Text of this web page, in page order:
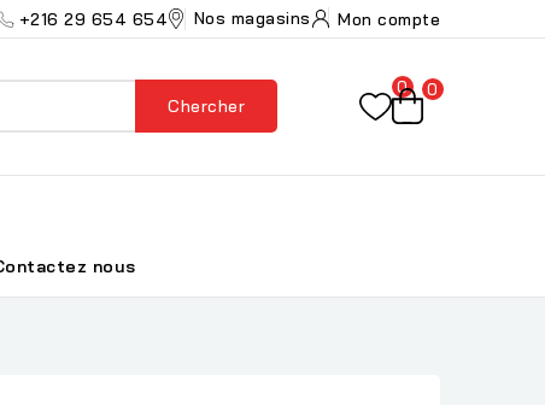
+216 29 654 654 Nos magasins Mon compte
Chercher
0 0
nous